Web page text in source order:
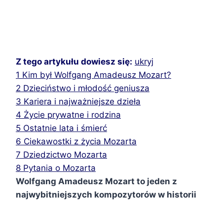
Z tego artykułu dowiesz się: ukryj
1 Kim był Wolfgang Amadeusz Mozart?
2 Dzieciństwo i młodość geniusza
3 Kariera i najważniejsze dzieła
4 Życie prywatne i rodzina
5 Ostatnie lata i śmierć
6 Ciekawostki z życia Mozarta
7 Dziedzictwo Mozarta
8 Pytania o Mozarta
Wolfgang Amadeusz Mozart to jeden z
najwybitniejszych kompozytorów w historii